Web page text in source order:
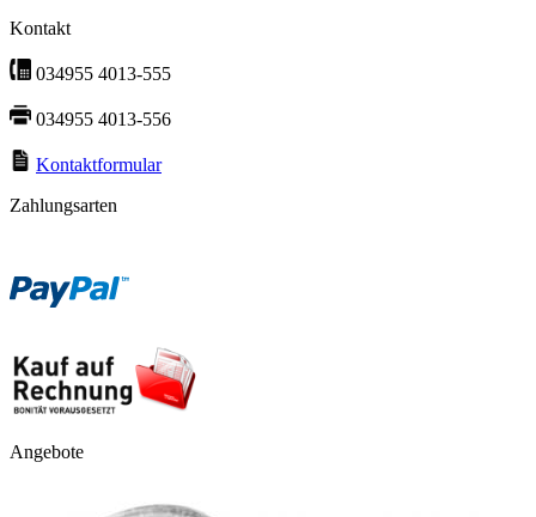
Kontakt
034955 4013-555
034955 4013-556
Kontaktformular
Zahlungsarten
Angebote